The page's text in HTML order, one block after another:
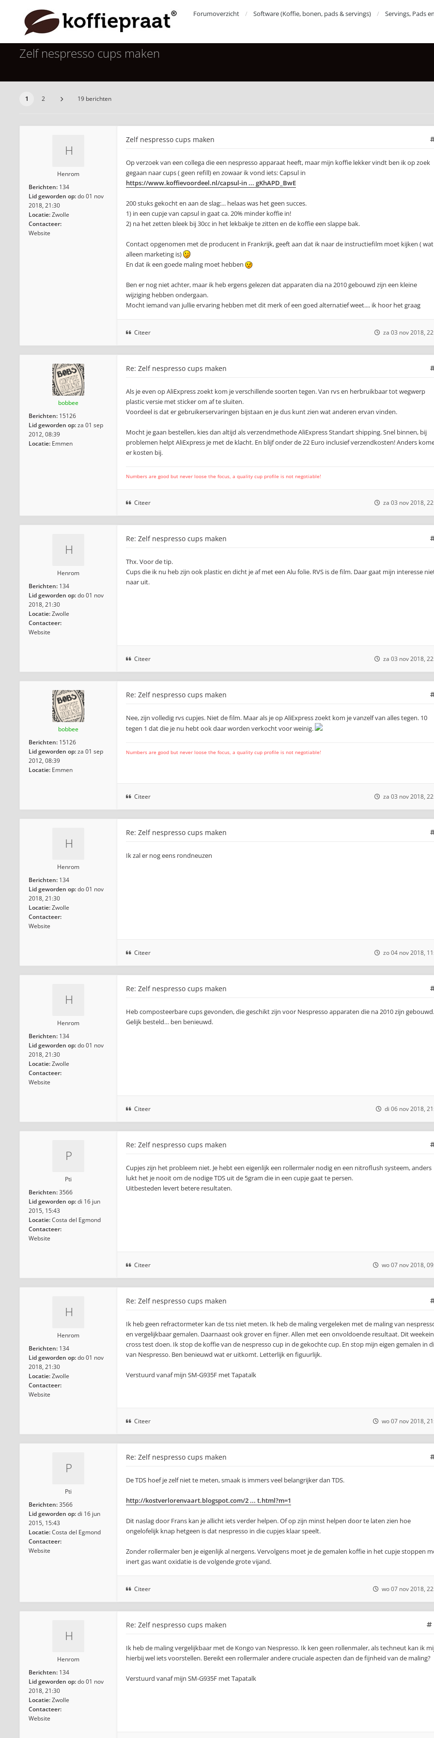
Forumoverzicht Software (Koffie, bonen, pads & servings) Servings, Pads
Zelf nespresso cups maken
1 2 19 berichten
Henrom
Berichten: 134
Lid geworden op:do 01 nov
2018, 21:30
Locatie:Zwolle
Contacteer:
Website
Zelf nespresso cups maken
Op verzoek van een collega die een nespresso apparaat heeft, maar mijn koffie lekker vindt ben ik op zoek
gegaan naar cups ( geen refill) en zowaar ik vond iets: Capsul in
https://www.koffievoordeel.nl/capsul-in ... gKhAPD_BwE
200 stuks gekocht en aan de slag:... helaas was het geen succes.
1) in een cupje van capsul in gaat ca. 20% minder koffie in!
2) na het zetten bleek bij 30cc in het lekbakje te zitten en de koffie een slappe bak.
Contact opgenomen met de producent in Frankrijk, geeft aan dat ik naar de instructiefilm moet kijken ( wat
alleen marketing is)
En dat ik een goede maling moet hebben
Ben er nog niet achter, maar ik heb ergens gelezen dat apparaten dia na 2010 gebouwd zijn een kleine
wijziging hebben ondergaan.
Mocht iemand van jullie ervaring hebben met dit merk of een goed alternatief weet.... ik hoor het graag
Citeer za 03 nov 2018,
bobbee
Berichten: 15126
Lid geworden op:za 01 sep
2012, 08:39
Locatie: Emmen
Re: Zelf nespresso cups maken
Als je even op AliExpress zoekt kom je verschillende soorten tegen. Van rvs en herbruikbaar tot wegwerp
plastic versie met sticker om af te sluiten.
Voordeel is dat er gebruikerservaringen bijstaan en je dus kunt zien wat anderen ervan vinden.
Mocht je gaan bestellen, kies dan altijd als verzendmethode AliExpress Standart shipping. Snel binnen, bij
problemen helpt AliExpress je met de klacht. En blijf onder de 22 Euro inclusief verzendkosten! Anders
er kosten bij.
Numbers are good but never loose the focus, a quality cup profile is not negotiable!
Citeer za 03 nov 2018,
Henrom
Berichten: 134
Lid geworden op:do 01 nov
2018, 21:30
Locatie:Zwolle
Contacteer:
Website
Re: Zelf nespresso cups maken
Thx. Voor de tip.
Cups die ik nu heb zijn ook plastic en dicht je af met een Alu folie. RVS is de film. Daar gaat mijn interesse
naar uit.
Citeer za 03 nov 2018,
bobbee
Berichten: 15126
Lid geworden op:za 01 sep
2012, 08:39
Locatie: Emmen
Re: Zelf nespresso cups maken
Nee, zijn volledig rvs cupjes. Niet de film. Maar als je op AliExpress zoekt kom je vanzelf van alles tegen. 10
tegen 1 dat die je nu hebt ook daar worden verkocht voor weinig.
Numbers are good but never loose the focus, a quality cup profile is not negotiable!
Citeer za 03 nov 2018,
Henrom
Berichten: 134
Lid geworden op:do 01 nov
2018, 21:30
Locatie:Zwolle
Contacteer:
Website
Re: Zelf nespresso cups maken
Ik zal er nog eens rondneuzen
Citeer zo 04 nov 2018,
Henrom
Berichten: 134
Lid geworden op:do 01 nov
2018, 21:30
Locatie:Zwolle
Contacteer:
Website
Re: Zelf nespresso cups maken
Heb composteerbare cups gevonden, die geschikt zijn voor Nespresso apparaten die na 2010 zijn gebouwd.
Gelijk besteld… ben benieuwd.
Citeer di 06 nov 2018,
Pti
Berichten:3566
Lid geworden op:di 16 jun
2015, 15:43
Locatie:Costa del Egmond
Contacteer:
Website
Re: Zelf nespresso cups maken
Cupjes zijn het probleem niet. Je hebt een eigenlijk een rollermaler nodig en een nitroflush systeem, anders
lukt het je nooit om de nodige TDS uit de 5gram die in een cupje gaat te persen.
Uitbesteden levert betere resultaten.
Citeer wo 07 nov 2018,
Henrom
Berichten: 134
Lid geworden op:do 01 nov
2018, 21:30
Locatie:Zwolle
Contacteer:
Website
Re: Zelf nespresso cups maken
Ik heb geen refractormeter kan de tss niet meten. Ik heb de maling vergeleken met de maling van
en vergelijkbaar gemalen. Daarnaast ook grover en fijner. Allen met een onvoldoende resultaat. Dit
cross test doen. Ik stop de koffie van de nespresso cup in de gekochte cup. En stop mijn eigen gemalen in
van Nespresso. Ben benieuwd wat er uitkomt. Letterlijk en figuurlijk.
Verstuurd vanaf mijn SM-G935F met Tapatalk
Citeer wo 07 nov 2018,
Pti
Berichten:3566
Lid geworden op:di 16 jun
2015, 15:43
Locatie:Costa del Egmond
Contacteer:
Website
Re: Zelf nespresso cups maken
De TDS hoef je zelf niet te meten, smaak is immers veel belangrijker dan TDS.
http://kostverlorenvaart.blogspot.com/2 ... t.html?m=1
Dit naslag door Frans kan je allicht iets verder helpen. Of op zijn minst helpen door te laten zien hoe
ongelofelijk knap hetgeen is dat nespresso in die cupjes klaar speelt.
Zonder rollermaler ben je eigenlijk al nergens. Vervolgens moet je de gemalen koffie in het cupje stoppen
inert gas want oxidatie is de volgende grote vijand.
Citeer wo 07 nov 2018,
Henrom
Berichten: 134
Lid geworden op:do 01 nov
2018, 21:30
Locatie:Zwolle
Contacteer:
Website
Re: Zelf nespresso cups maken
Ik heb de maling vergelijkbaar met de Kongo van Nespresso. Ik ken geen rollenmaler, als techneut kan ik
hierbij wel iets voorstellen. Bereikt een rollermaler andere cruciale aspecten dan de fijnheid van de maling?
Verstuurd vanaf mijn SM-G935F met Tapatalk